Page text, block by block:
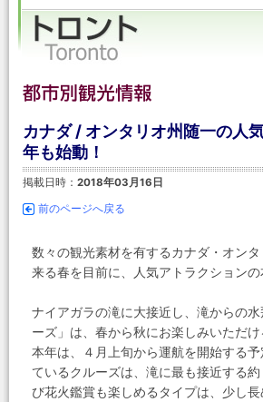
カナダ / オンタリオ州随一の人
年も始動！
掲載日時： 2018年03月16日
前のページへ戻る
数々の観光素材を有するカナダ・オン
来る春を目前に、人気アトラクション
ナイアガラの滝に大接近し、滝からの
ーズ」は、春から秋にお楽しみいただ
本年は、４月上旬から運航を開始する
ているクルーズは、滝に最も接近する
び花火鑑賞も楽しめるタイプは、少し